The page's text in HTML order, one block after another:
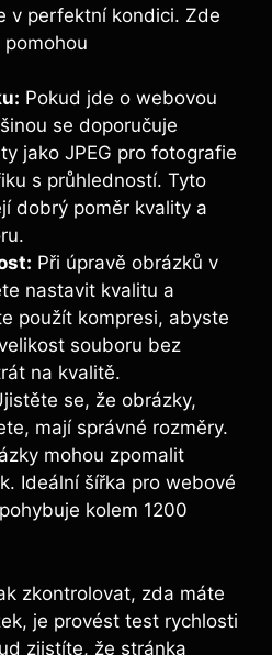
v perfektní kondici. Zde
Pokud jde o webovou
se doporučuje
jako JPEG pro fotografie
s průhledností. Tyto
dobrý poměr kvality a
Při úpravě obrázků v
nastavit kvalitu a
použít kompresi, abyste
souboru bez
na kvalitě.
se, že obrázky,
mají správné rozměry.
mohou zpomalit
Ideální šířka pro webové
kolem 1200
zkontrolovat, zda máte
je provést test rychlosti
zjistíte, že stránka